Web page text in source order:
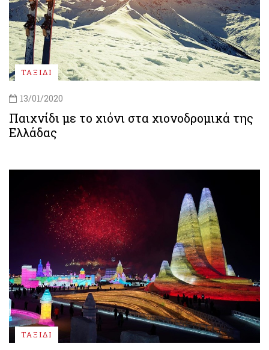
ΤΑΞΙΔΙ
13/01/2020
Παιχνίδι με το χιόνι στα χιονοδρομικά της
Ελλάδας
ΤΑΞΙΔΙ